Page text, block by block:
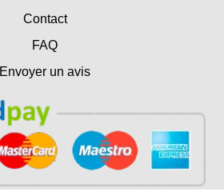
Contact
FAQ
Envoyer un avis